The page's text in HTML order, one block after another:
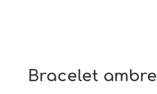
Bracelet ambre